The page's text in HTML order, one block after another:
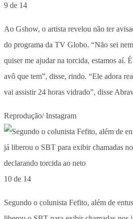
9 de 14
Ao Gshow, o artista revelou não ter
do programa da TV Globo. “Não sei
quiser me ajudar na torcida, estamos aí.
avô que tem”, disse, rindo. “Ele adora
vai assistir 24 horas vidrado”, disse
Reprodução/ Instagram
10 de 14
Segundo o colunista Fefito, além de